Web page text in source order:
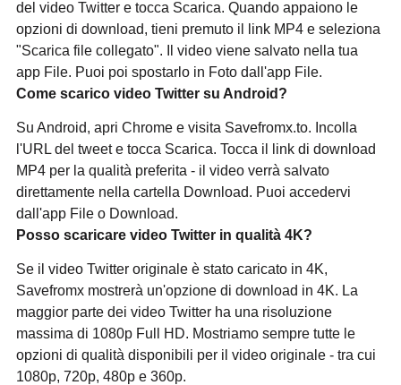
del video Twitter e tocca Scarica. Quando appaiono le
opzioni di download, tieni premuto il link MP4 e seleziona
"Scarica file collegato". Il video viene salvato nella tua
app File. Puoi poi spostarlo in Foto dall'app File.
Come scarico video Twitter su Android?
Su Android, apri Chrome e visita Savefromx.to. Incolla
l'URL del tweet e tocca Scarica. Tocca il link di download
MP4 per la qualità preferita - il video verrà salvato
direttamente nella cartella Download. Puoi accedervi
dall'app File o Download.
Posso scaricare video Twitter in qualità 4K?
Se il video Twitter originale è stato caricato in 4K,
Savefromx mostrerà un'opzione di download in 4K. La
maggior parte dei video Twitter ha una risoluzione
massima di 1080p Full HD. Mostriamo sempre tutte le
opzioni di qualità disponibili per il video originale - tra cui
1080p, 720p, 480p e 360p.